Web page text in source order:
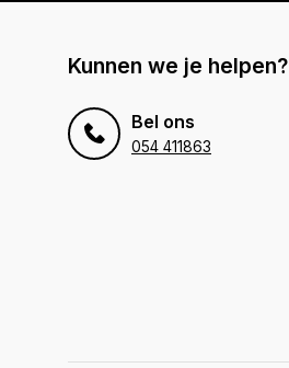
Kunnen we je helpen?
Bel ons
054 411863